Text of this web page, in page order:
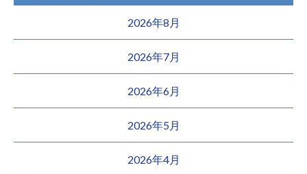
2026年8月
2026年7月
2026年6月
2026年5月
2026年4月